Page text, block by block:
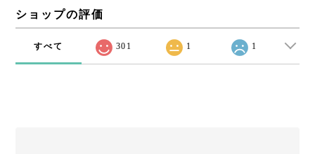
ショップの評価
すべて 301 1 1